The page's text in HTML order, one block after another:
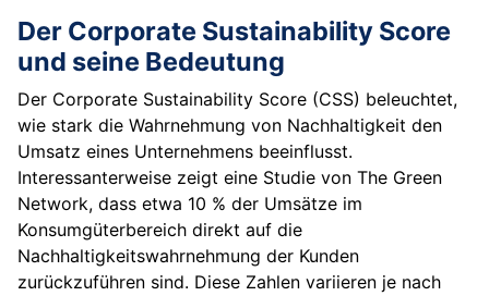
Der Corporate Sustainability Score
und seine Bedeutung
Der Corporate Sustainability Score (CSS) beleuchtet,
wie stark die Wahrnehmung von Nachhaltigkeit den
Umsatz eines Unternehmens beeinflusst.
Interessanterweise zeigt eine Studie von The Green
Network, dass etwa 10 % der Umsätze im
Konsumgüterbereich direkt auf die
Nachhaltigkeitswahrnehmung der Kunden
zurückzuführen sind. Diese Zahlen variieren je nach